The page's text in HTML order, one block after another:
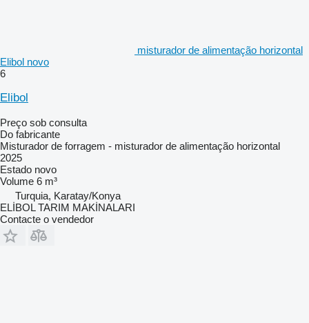
misturador de alimentação horizontal
Elibol novo
6
Elibol
Preço sob consulta
Do fabricante
Misturador de forragem - misturador de alimentação horizontal
2025
Estado novo
Volume 6 m³
Turquia, Karatay/Konya
ELİBOL TARIM MAKİNALARI
Contacte o vendedor